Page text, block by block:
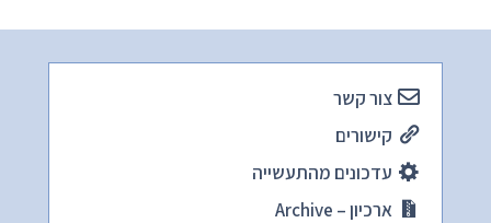
צור קשר
קישורים
עדכונים מהתעשייה
ארכיון – Archive